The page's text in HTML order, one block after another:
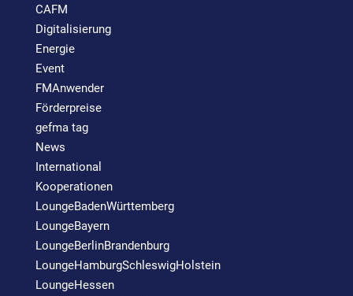
CAFM
Digitalisierung
Energie
Event
FMAnwender
Förderpreise
gefma tag
News
International
Kooperationen
LoungeBadenWürttemberg
LoungeBayern
LoungeBerlinBrandenburg
LoungeHamburgSchleswigHolstein
LoungeHessen